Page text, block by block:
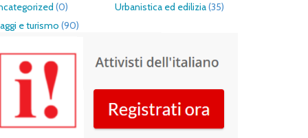
(0) Urbanistica ed edilizia(35)
e turismo (90)